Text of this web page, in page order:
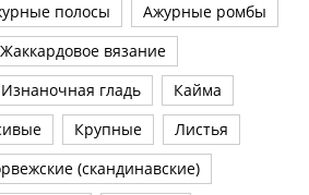
полосы
Ажурные ромбы
Жаккардовое вязание
Изнаночная гладь
Кайма
Крупные
Листья
(скандинавские)